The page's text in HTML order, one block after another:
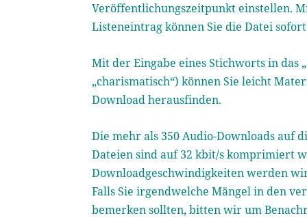
Veröffentlichungszeitpunkt einstellen.
Listeneintrag können Sie die Datei
Mit der Eingabe eines Stichworts in das
„charismatisch“) können Sie leicht
Download herausfinden.
Die mehr als 350 Audio-Downloads auf
Dateien sind auf 32 kbit/s komprimiert
Downloadgeschwindigkeiten werden
Falls Sie irgendwelche Mängel in den
bemerken sollten, bitten wir um